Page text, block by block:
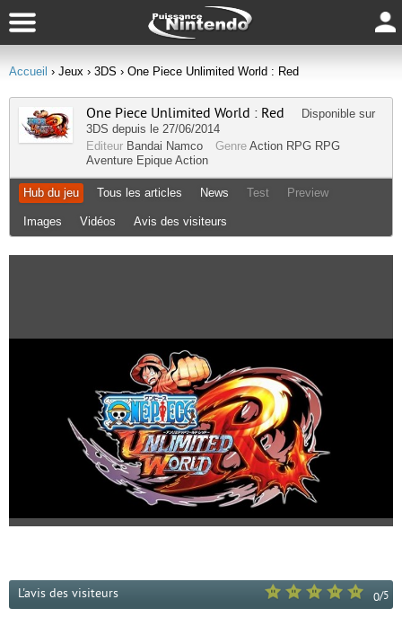
Accueil › Jeux › 3DS › One Piece Unlimited World : Red
One Piece Unlimited World : Red
Disponible sur
3DS depuis le 27/06/2014
Editeur Bandai Namco Genre Action RPG RPG
Aventure Epique Action
Hub du jeu Tous les articles News Test Preview
Images Vidéos Avis des visiteurs
0/5
L'avis des visiteurs